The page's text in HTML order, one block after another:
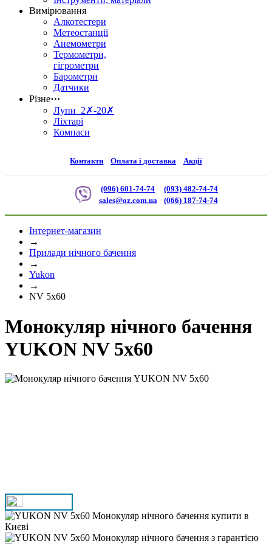
Вимірювання
Алкотестери
Метеостанції
Анемометри
Термометри,
гігрометри
Барометри
Датчики
Різне⋯
Лупи 2✗-20✗
Ліхтарі
Компаси
Контакти Оплата і доставка Акції
(096) 601-74-74
sales@oz.com.ua
(093) 482-74-74
(066) 187-74-74
Інтернет-магазин
→
Прилади нічного бачення
→
Yukon
→
NV 5x60
Монокуляр нічного бачення
YUKON NV 5x60